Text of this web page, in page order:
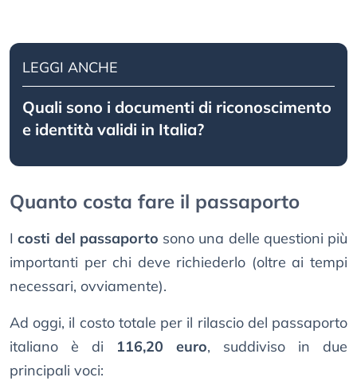
LEGGI ANCHE
Quali sono i documenti di riconoscimento
e identità validi in Italia?
Quanto costa fare il passaporto
Icosti del passaporto sono una delle questioni più
importanti per chi deve richiederlo (oltre ai tempi
necessari, ovviamente).
Ad oggi, il costo totale per il rilascio del passaporto
italiano è di 116,20 euro, suddiviso in due
principali voci: